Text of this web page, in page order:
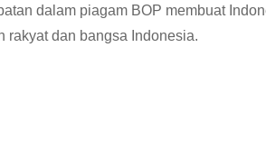
dalam piagam BOP membuat
rakyat dan bangsa Indonesia.